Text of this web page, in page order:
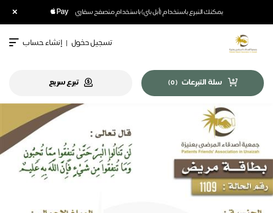
يمكنك التبرع باستخدام (أبل باي) باستخدام متصفح سفاري ×
تسجيل دخول | إنشاء حساب
سلة التبرعات (
0
) تبرع سريع